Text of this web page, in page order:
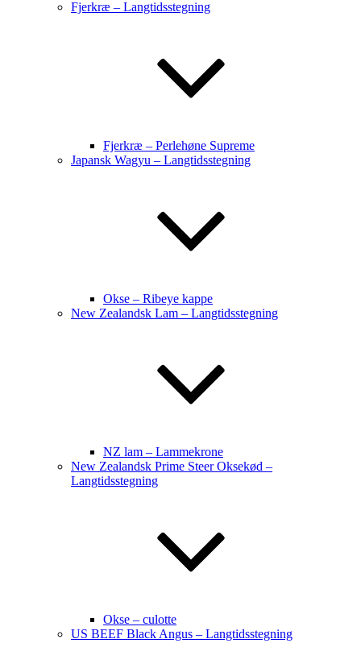
Fjerkræ – Langtidsstegning
Fjerkræ – Perlehøne Supreme
Japansk Wagyu – Langtidsstegning
Okse – Ribeye kappe
New Zealandsk Lam – Langtidsstegning
NZ lam – Lammekrone
New Zealandsk Prime Steer Oksekød –
Langtidsstegning
Okse – culotte
US BEEF Black Angus – Langtidsstegning